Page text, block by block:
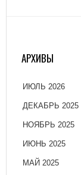
АРХИВЫ
ИЮЛЬ 2026
ДЕКАБРЬ 2025
НОЯБРЬ 2025
ИЮНЬ 2025
МАЙ 2025